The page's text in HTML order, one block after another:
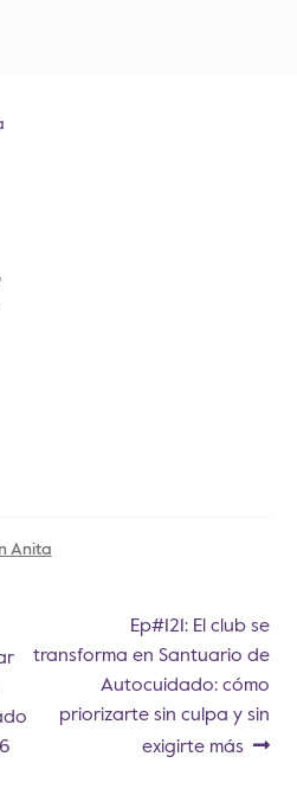
Anita
Ep#121: El club se
transforma en Santuario de
Autocuidado: cómo
priorizarte sin culpa y sin
exigirte más